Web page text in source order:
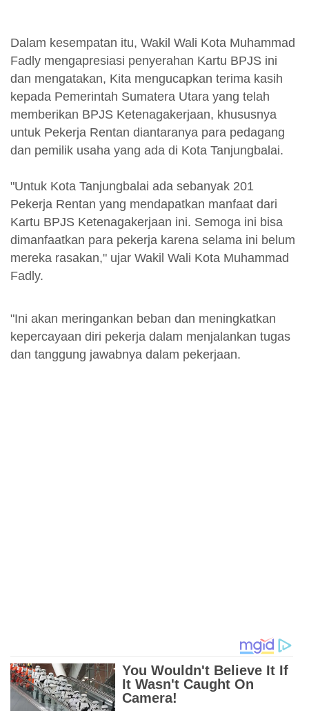
Dalam kesempatan itu, Wakil Wali Kota Muhammad
Fadly mengapresiasi penyerahan Kartu BPJS ini
dan mengatakan, Kita mengucapkan terima kasih
kepada Pemerintah Sumatera Utara yang telah
memberikan BPJS Ketenagakerjaan, khususnya
untuk Pekerja Rentan diantaranya para pedagang
dan pemilik usaha yang ada di Kota Tanjungbalai.
"Untuk Kota Tanjungbalai ada sebanyak 201
Pekerja Rentan yang mendapatkan manfaat dari
Kartu BPJS Ketenagakerjaan ini. Semoga ini bisa
dimanfaatkan para pekerja karena selama ini belum
mereka rasakan," ujar Wakil Wali Kota Muhammad
Fadly.
"Ini akan meringankan beban dan meningkatkan
kepercayaan diri pekerja dalam menjalankan tugas
dan tanggung jawabnya dalam pekerjaan.